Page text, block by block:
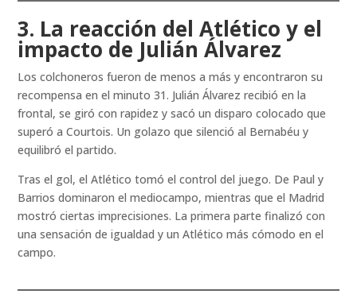
3. La reacción del Atlético y el
impacto de Julián Álvarez
Los colchoneros fueron de menos a más y encontraron su
recompensa en el minuto 31. Julián Álvarez recibió en la
frontal, se giró con rapidez y sacó un disparo colocado que
superó a Courtois. Un golazo que silenció al Bernabéu y
equilibró el partido.
Tras el gol, el Atlético tomó el control del juego. De Paul y
Barrios dominaron el mediocampo, mientras que el Madrid
mostró ciertas imprecisiones. La primera parte finalizó con
una sensación de igualdad y un Atlético más cómodo en el
campo.